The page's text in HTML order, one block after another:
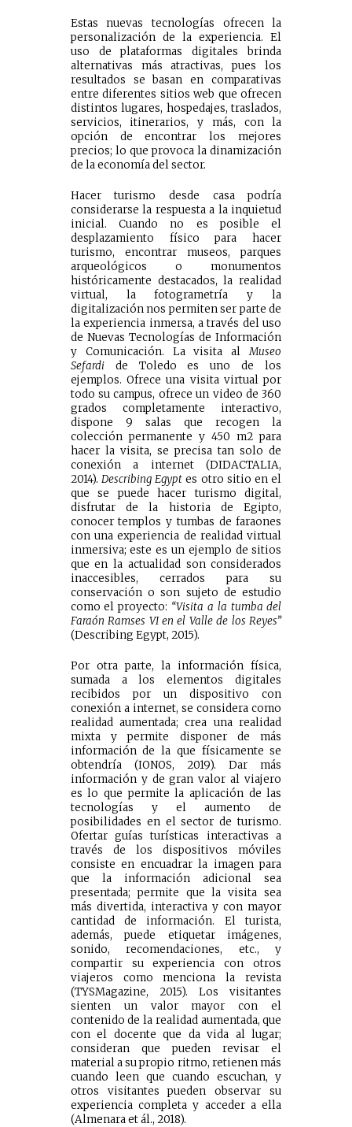
Estas nuevas tecnologías ofrecen la
personalización de la experiencia. El
uso de plataformas digitales brinda
alternativas más atractivas, pues los
resultados se basan en comparativas
entre diferentes sitios web que ofrecen
distintos lugares, hospedajes, traslados,
servicios, itinerarios, y más, con la
opción de encontrar los mejores
precios; lo que provoca la dinamización
de la economía del sector.
Hacer turismo desde casa podría
considerarse la respuesta a la inquietud
inicial. Cuando no es posible el
desplazamiento físico para hacer
turismo, encontrar museos, parques
arqueológicos o monumentos
históricamente destacados, la realidad
virtual, la fotogrametría y la
digitalización nos permiten ser parte de
la experiencia inmersa, a través del uso
de Nuevas Tecnologías de Información
y Comunicación. La visita alMuseo
Sefardide Toledo es uno de los
ejemplos. Ofrece una visita virtual por
todo su campus, ofrece un video de 360
grados completamente interactivo,
dispone 9 salas que recogen la
colección permanente y 450 m2 para
hacer la visita, se precisa tan solo de
conexión a internet (DIDACTALIA,
2014). Describing Egypt es otro sitio en el
que se puede hacer turismo digital,
disfrutar de la historia de Egipto,
conocer templos y tumbas de faraones
con una experiencia de realidad virtual
inmersiva; este es un ejemplo de sitios
que en la actualidad son considerados
inaccesibles, cerrados para su
conservación o son sujeto de estudio
como el proyecto: “Visita a la tumba del
Faraón Ramses VI en el Valle de los Reyes”
(Describing Egypt, 2015).
Por otra parte, la información física,
sumada a los elementos digitales
recibidos por un dispositivo con
conexión a internet, se considera como
realidad aumentada; crea una realidad
mixta y permite disponer de más
información de la que físicamente se
obtendría (IONOS, 2019). Dar más
información y de gran valor al viajero
es lo que permite la aplicación de las
tecnologías y el aumento de
posibilidades en el sector de turismo.
Ofertar guías turísticas interactivas a
través de los dispositivos móviles
consiste en encuadrar la imagen para
que la información adicional sea
presentada; permite que la visita sea
más divertida, interactiva y con mayor
cantidad de información. El turista,
además, puede etiquetar imágenes,
sonido, recomendaciones, etc., y
compartir su experiencia con otros
viajeros como menciona la revista
(TYSMagazine, 2015). Los visitantes
sienten un valor mayor con el
contenido de la realidad aumentada, que
con el docente que da vida al lugar;
consideran que pueden revisar el
material a su propio ritmo, retienen más
cuando leen que cuando escuchan, y
otros visitantes pueden observar su
experiencia completa y acceder a ella
(Almenara et ál., 2018).